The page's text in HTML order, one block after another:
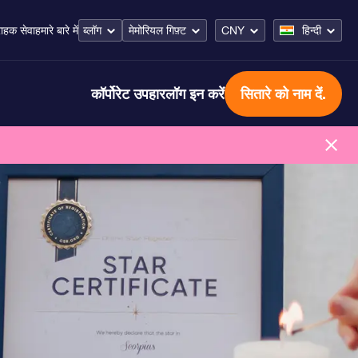
सेवाहमारे बारे में ब्लॉग मेमोरियल गिफ़्ट CNY हिन्दी
कॉर्पोरेट उपहारलॉग इन करें सितारे को नाम दें.